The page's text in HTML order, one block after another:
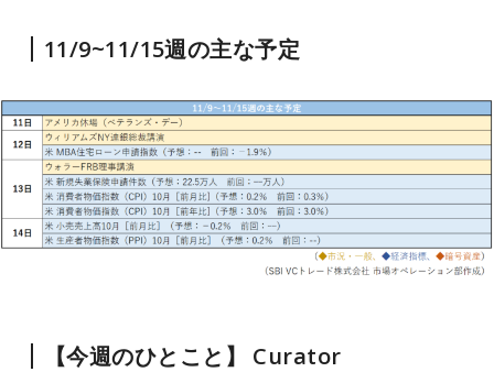
11/9~11/15週の主な予定
【今週のひとこと】 Curator